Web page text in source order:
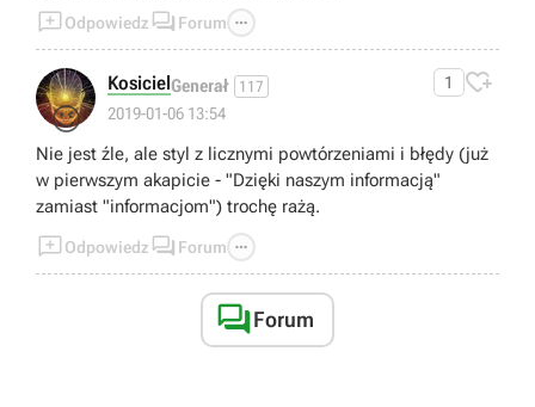
Odpowiedz  Forum 
😉
Kosiciel Generał 117
2019-01-06 13:54
1 
Nie jest źle, ale styl z licznymi powtórzeniami i błędy (już
w pierwszym akapicie - "Dzięki naszym informacją"
zamiast "informacjom") trochę rażą.
Odpowiedz  Forum 
Forum